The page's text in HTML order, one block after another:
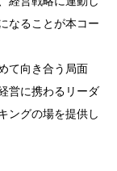
なることが本コー
て向き合う局面
営に携わるリーダ
ングの場を提供し